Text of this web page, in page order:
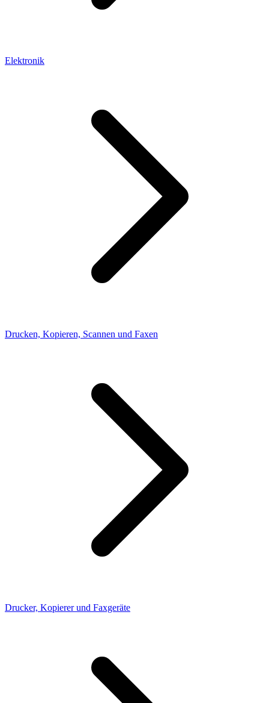
Elektronik
Drucken, Kopieren, Scannen und Faxen
Drucker, Kopierer und Faxgeräte